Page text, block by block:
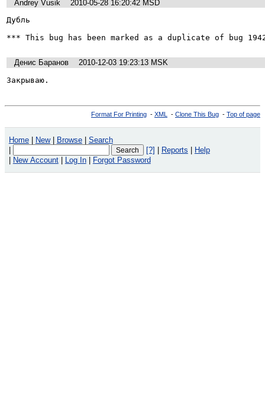
Andrey Vusik
2010-05-28 16:20:42 MSD
Дубль
*** This bug has been marked as a duplicate of bug
Денис Баранов
2010-12-03 19:23:13 MSK
Закрываю.
Format For Printing - XML - Clone This Bug - Top of page
Home New Browse
Search
[?] Reports
Help
New Account Log In Forgot Password